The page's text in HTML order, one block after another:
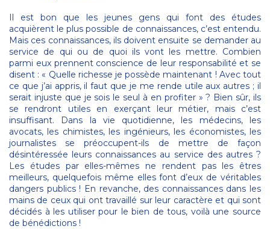
Il est bon que les jeunes gens qui font des études
acquièrent le plus possible de connaissances, c’est entendu.
Mais ces connaissances, ils doivent ensuite se demander au
service de qui ou de quoi ils vont les mettre. Combien
parmi eux prennent conscience de leur responsabilité et se
disent : « Quelle richesse je possède maintenant ! Avec tout
ce que j’ai appris, il faut que je me rende utile aux autres ; il
serait injuste que je sois le seul à en profiter » ? Bien sûr, ils
se rendront utiles en exerçant leur métier, mais c’est
insuffisant. Dans la vie quotidienne, les médecins, les
avocats, les chimistes, les ingénieurs, les économistes, les
journalistes se préoccupent-ils de mettre de façon
désintéressée leurs connaissances au service des autres ?
Les études par elles-mêmes ne rendent pas les êtres
meilleurs, quelquefois même elles font d’eux de véritables
dangers publics ! En revanche, des connaissances dans les
mains de ceux qui ont travaillé sur leur caractère et qui sont
décidés à les utiliser pour le bien de tous, voilà une source
de bénédictions !